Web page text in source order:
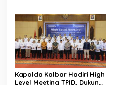
Kapolda Kalbar Hadiri High
Level Meeting TPID, Dukung